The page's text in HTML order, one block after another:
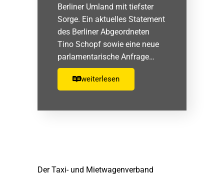
Berliner Umland mit tiefster
Sorge. Ein aktuelles Statement
des Berliner Abgeordneten
Tino Schopf sowie eine neue
parlamentarische Anfrage…
weiterlesen
Der Taxi- und Mietwagenverband